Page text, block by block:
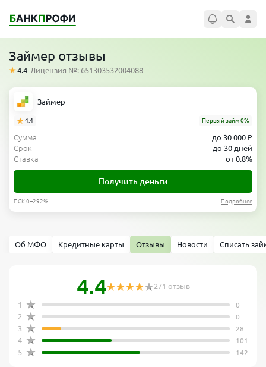
Займер отзывы
4.4 Лицензия №: 651303532004088
Займер
4.4 Первый займ 0%
Сумма
до 30 000 ₽
Срок
до 30 дней
Ставка
от 0.8%
Получить деньги
ПСК 0–292% Подробнее
Об МФО Кредитные карты Отзывы Новости Списать
4.4 271 отзыв
1 0
2 0
3 28
4 101
5 142